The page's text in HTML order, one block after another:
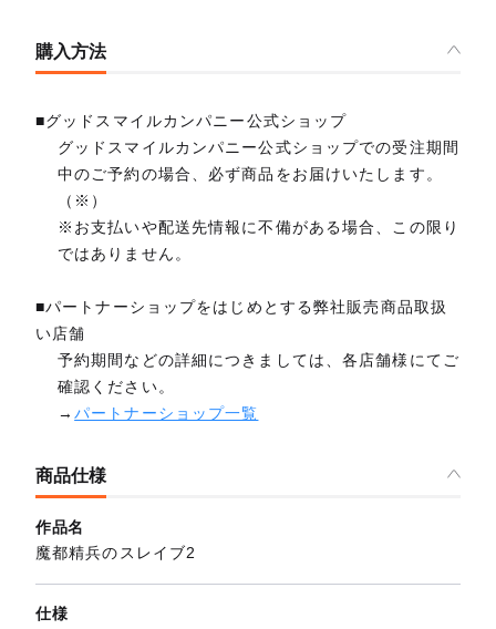
購入方法
■グッドスマイルカンパニー公式ショップ
グッドスマイルカンパニー公式ショップでの受注期間
中のご予約の場合、必ず商品をお届けいたします。
（※）
※お支払いや配送先情報に不備がある場合、この限り
ではありません。
■パートナーショップをはじめとする弊社販売商品取扱
い店舗
予約期間などの詳細につきましては、各店舗様にてご
確認ください。
→パートナーショップ一覧
商品仕様
作品名
魔都精兵のスレイブ2
仕様